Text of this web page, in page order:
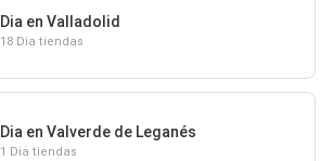
Dia en Valladolid
18 Dia tiendas
Dia en Valverde de Leganés
1 Dia tiendas